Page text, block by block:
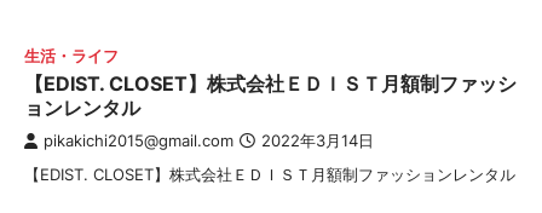
生活・ライフ
【EDIST. CLOSET】株式会社ＥＤＩＳＴ月額制ファッシ
ョンレンタル
pikakichi2015@gmail.com 2022年3月14日
【EDIST. CLOSET】株式会社ＥＤＩＳＴ月額制ファッションレンタル